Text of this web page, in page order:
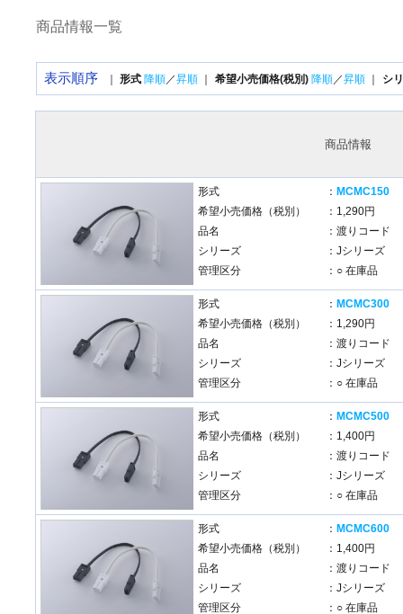
商品情報一覧
表示順序 形式 降順／昇順 希望小売価格(税別) 降順／昇順 シ
商品情報
形式 ： MCMC150
希望小売価格（税別）
：1,290円
品名
：渡りコード
シリーズ
：Jシリーズ
管理区分
：○ 在庫品
形式 ： MCMC300
希望小売価格（税別）
：1,290円
品名
：渡りコード
シリーズ
：Jシリーズ
管理区分
：○ 在庫品
形式 ： MCMC500
希望小売価格（税別）
：1,400円
品名
：渡りコード
シリーズ
：Jシリーズ
管理区分
：○ 在庫品
形式 ： MCMC600
希望小売価格（税別）
：1,400円
品名
：渡りコード
シリーズ
：Jシリーズ
管理区分
：○ 在庫品